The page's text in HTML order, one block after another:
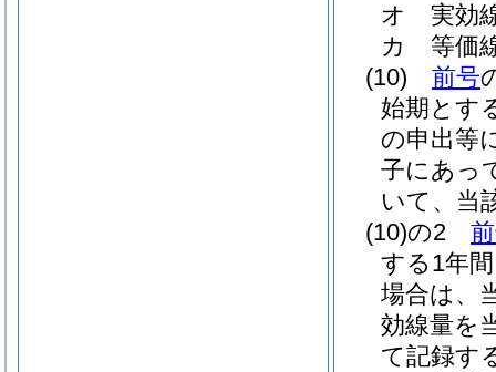
オ
実効
カ
等価
(10)
前号
始期とす
の申出等
子にあっ
いて、当
(10)の2
する1年
場合は、
効線量を
て記録す